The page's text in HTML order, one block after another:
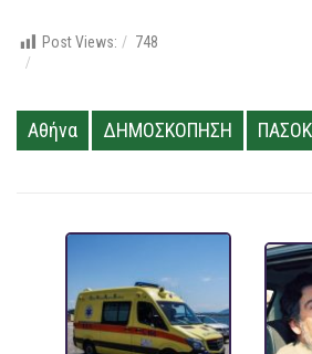
Post Views: 748
Αθήνα ΔΗΜΟΣΚΟΠΗΣΗ ΠΑΣΟΚ